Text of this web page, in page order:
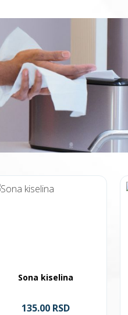
Sona kiselina
135.00 RSD